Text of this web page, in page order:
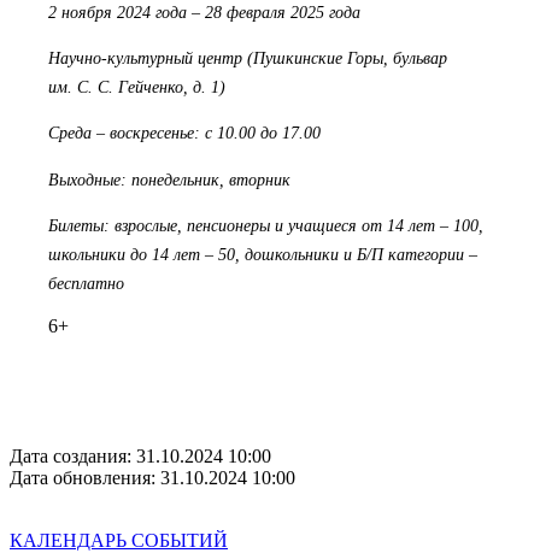
2 ноября 2024 года – 28 февраля 2025 года
Научно-культурный центр (Пушкинские Горы, бульвар
им. С. С. Гейченко, д. 1)
Среда – воскресенье: с 10.00 до 17.00
Выходные: понедельник, вторник
Билеты: взрослые, пенсионеры и учащиеся от 14 лет – 100,
школьники до 14 лет – 50, дошкольники и Б/П категории –
бесплатно
6+
Дата создания: 31.10.2024 10:00
Дата обновления: 31.10.2024 10:00
КАЛЕНДАРЬ СОБЫТИЙ